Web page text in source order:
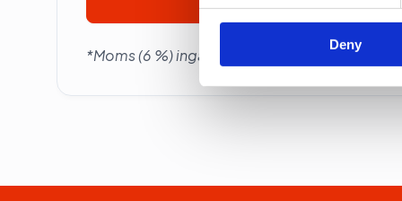
Deny
*Moms (6 %) ingår i alla priser.